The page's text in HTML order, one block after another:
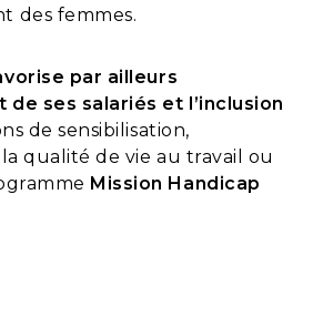
des femmes.
par ailleurs
de ses salariés et l’inclusion
de sensibilisation,
qualité de vie au travail ou
Mission Handicap